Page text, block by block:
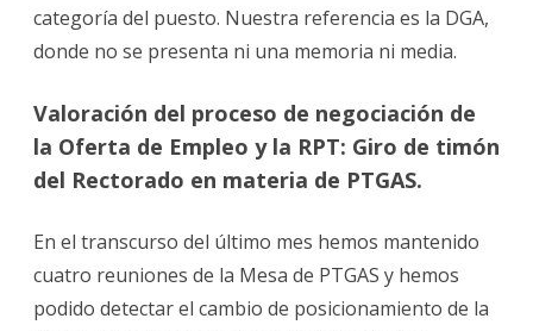
categoría del puesto. Nuestra referencia es la DGA,
donde no se presenta ni una memoria ni media.
Valoración del proceso de negociación de
la Oferta de Empleo y la RPT: Giro de timón
del Rectorado en materia de PTGAS.
En el transcurso del último mes hemos mantenido
cuatro reuniones de la Mesa de PTGAS y hemos
podido detectar el cambio de posicionamiento de la